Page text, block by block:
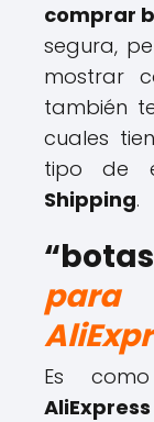
comprar
segura,
mostrar
también
cuales
tipo de
Shipping.
Es
AliExpress